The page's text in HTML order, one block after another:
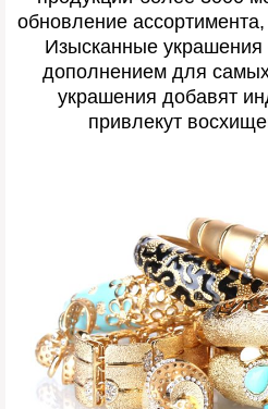
обновление
Изысканные украшения
дополнением для
украшения добавят
привлекут